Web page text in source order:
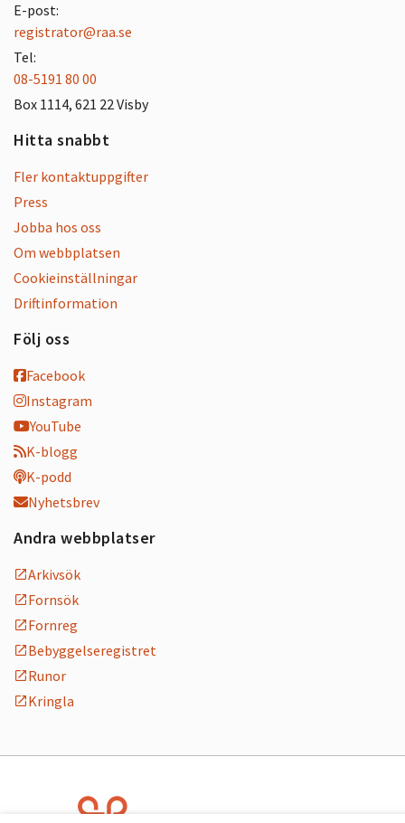
E-post:
registrator@raa.se
Tel:
08-5191 80 00
Box 1114, 621 22 Visby
Hitta snabbt
Fler kontaktuppgifter
Press
Jobba hos oss
Om webbplatsen
Cookieinställningar
Driftinformation
Följ oss
Facebook
Instagram
YouTube
K-blogg
K-podd
Nyhetsbrev
Andra webbplatser
Arkivsök
Fornsök
Fornreg
Bebyggelseregistret
Runor
Kringla